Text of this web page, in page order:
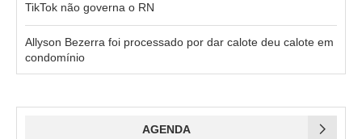
TikTok não governa o RN
Allyson Bezerra foi processado por dar calote deu calote em
condomínio
AGENDA